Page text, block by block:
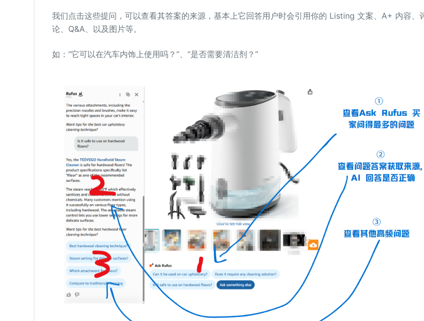
我们点击这些提问，可以查看其答案的来源，基本上它回答用户时会引用你的 Listing 文案、A+ 内容、
论、Q&A、以及图片等。
如：“它可以在汽车内饰上使用吗？”、“是否需要清洁剂？”